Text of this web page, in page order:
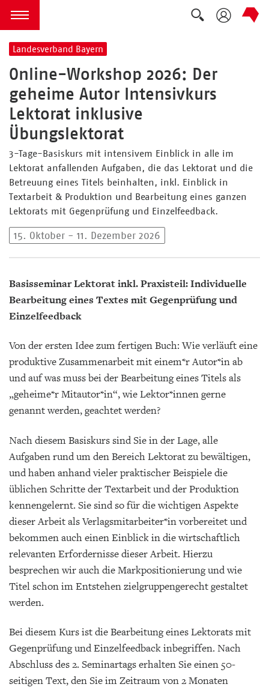
zum Inhalt springen
Menü öffnen
Suche
Landesverband Bayern
Online-Workshop 2026: Der
geheime Autor Intensivkurs
Lektorat inklusive
Übungslektorat
3-Tage-Basiskurs mit intensivem Einblick in alle im
Lektorat anfallenden Aufgaben, die das Lektorat und die
Betreuung eines Titels beinhalten, inkl. Einblick in
Textarbeit & Produktion und Bearbeitung eines ganzen
Lektorats mit Gegenprüfung und Einzelfeedback.
15. Oktober - 11. Dezember 2026
Basisseminar Lektorat inkl. Praxisteil: Individuelle
Bearbeitung eines Textes mit Gegenprüfung und
Einzelfeedback
Von der ersten Idee zum fertigen Buch: Wie verläuft eine
produktive Zusammenarbeit mit einem*r Autor*in ab
und auf was muss bei der Bearbeitung eines Titels als
„geheime*r Mitautor*in“, wie Lektor*innen gerne
genannt werden, geachtet werden?
Nach diesem Basiskurs sind Sie in der Lage, alle
Aufgaben rund um den Bereich Lektorat zu bewältigen,
und haben anhand vieler praktischer Beispiele die
üblichen Schritte der Textarbeit und der Produktion
kennengelernt. Sie sind so für die wichtigen Aspekte
dieser Arbeit als Verlagsmitarbeiter*in vorbereitet und
bekommen auch einen Einblick in die wirtschaftlich
relevanten Erfordernisse dieser Arbeit. Hierzu
besprechen wir auch die Markpositionierung und wie
Titel schon im Entstehen zielgruppengerecht gestaltet
werden.
Bei diesem Kurs ist die Bearbeitung eines Lektorats mit
Gegenprüfung und Einzelfeedback inbegriffen. Nach
Abschluss des 2. Seminartags erhalten Sie einen 50-
seitigen Text, den Sie im Zeitraum von 2 Monaten